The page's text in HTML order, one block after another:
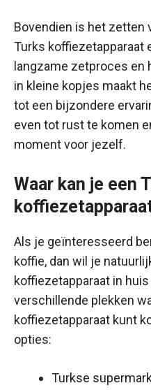
Bovendien is het zetten
Turks koffiezetapparaat
langzame zetproces en
in kleine kopjes maakt
tot een bijzondere
even tot rust te komen
moment voor jezelf.
Waar kan je een
Als je geïnteresseerd
koffie, dan wil je
koffiezetapparaat in
verschillende plekken
koffiezetapparaat kunt
opties:
Turkse